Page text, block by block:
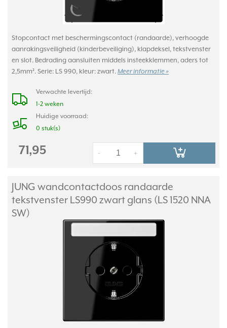
Stopcontact met beschermingscontact (randaarde), verhoogde
aanrakingsveiligheid (kinderbeveiliging), klapdeksel, tekstvenster
en slot. Bedrading aansluiten middels insteekklemmen, aders tot
2,5mm². Serie: LS 990, kleur: zwart. Meer informatie »
Verwachte levertijd:
1-2 weken
Huidige voorraad:
0 stuk(s)
71,95 +
-
JUNG wandcontactdoos randaarde
tekstvenster LS990 zwart glans (LS 1520 NNA
SW)